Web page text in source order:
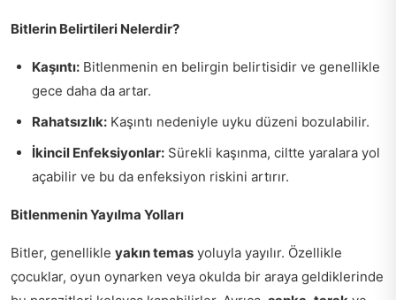
Bitlerin Belirtileri Nelerdir?
Kaşıntı: Bitlenmenin en belirgin belirtisidir ve genellikle
gece daha da artar.
Rahatsızlık: Kaşıntı nedeniyle uyku düzeni bozulabilir.
İkincil Enfeksiyonlar: Sürekli kaşınma, ciltte yaralara yol
açabilir ve bu da enfeksiyon riskini artırır.
Bitlenmenin Yayılma Yolları
Bitler, genellikle yakın temas yoluyla yayılır. Özellikle
çocuklar, oyun oynarken veya okulda bir araya geldiklerinde